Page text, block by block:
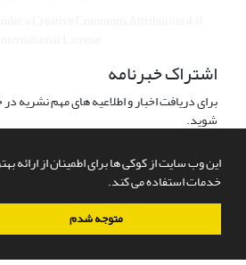
این وب سایت از کوکی ها برای اطمینان از ارائه
خدمات استفاده می کند.
متوجه شدم
اشتراک خبرنامه
برای دریافت اخبار و اطلاعیه های مهم نشریه
شوید.
سامانه مدیریت نشریات علمی.طراحی و پیاده